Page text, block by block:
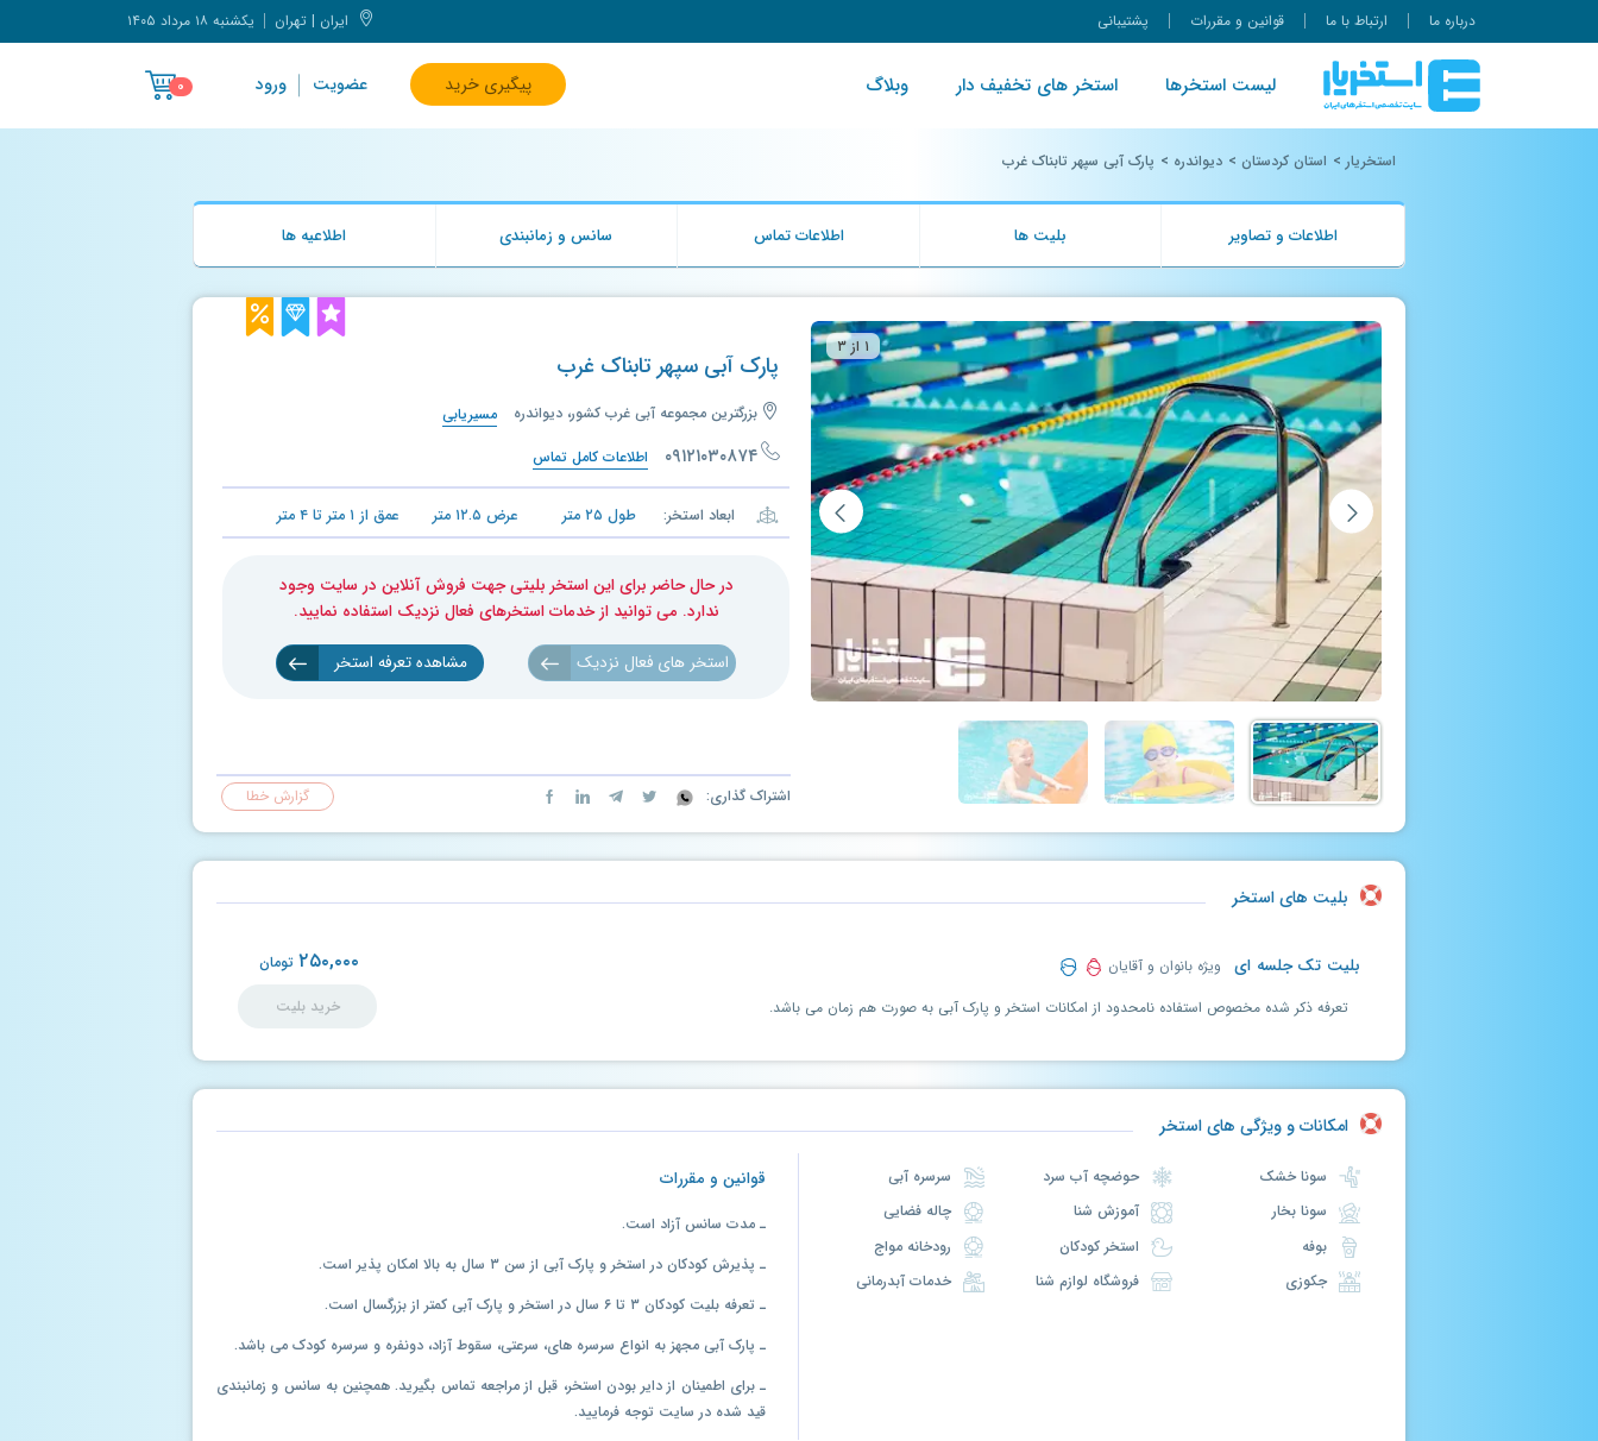
درباره ما ارتباط با ما قوانین و مقررات پشتیبانی ایران | تهران یکشنبه ۱۸ مرداد ۱۴۰۵
لیست استخرها استخر های تخفیف دار وبلاگ پیگیری خرید عضویت ورود ۰
استخریار > استان کردستان > دیواندره > پارک آبی سپهر تابناک غرب
اطلاعات و تصاویر بلیت ها اطلاعات تماس سانس و زمانبندی اطلاعیه ها
پارک آبی سپهر تابناک غرب
بزرگترین مجموعه آبی غرب کشور، دیواندره مسیریابی
۰۹۱۲۱۰۳۰۸۷۴ اطلاعات کامل تماس
۱ از ۳
ابعاد استخر: طول ۲۵متر عرض ۱۲.۵ متر عمق از ۱ متر تا ۴متر
در حال حاضر برای این استخر بلیتی جهت فروش آنلاین در سایت وجود
ندارد. می توانید از خدمات استخرهای فعال نزدیک استفاده نمایید.
استخر های فعال نزدیک مشاهده تعرفه استخر
اشتراک گذاری: گزارش خطا
بلیت های استخر
بلیت تک جلسه ای ویژه بانوان و آقایان ۲۵۰,۰۰۰ تومان
خرید بلیت
تعرفه ذکر شده مخصوص استفاده نامحدود از امکانات استخر و پارک آبی به صورت هم زمان می باشد.
امکانات و ویژگی های استخر
قوانین و مقررات
ـ مدت سانس آزاد است.
ـ پذیرش کودکان در استخر و پارک آبی از سن ۳ سال به بالا امکان پذیر است.
ـ تعرفه بلیت کودکان ۳ تا ۶ سال در استخر و پارک آبی کمتر از بزرگسال است.
ـ پارک آبی مجهز به انواع سرسره های، سرعتی، سقوط آزاد، دونفره و سرسره کودک می باشد.
ـ برای اطمینان از دایر بودن استخر، قبل از مراجعه تماس بگیرید. همچنین به سانس و زمانبندی
قید شده در سایت توجه فرمایید.